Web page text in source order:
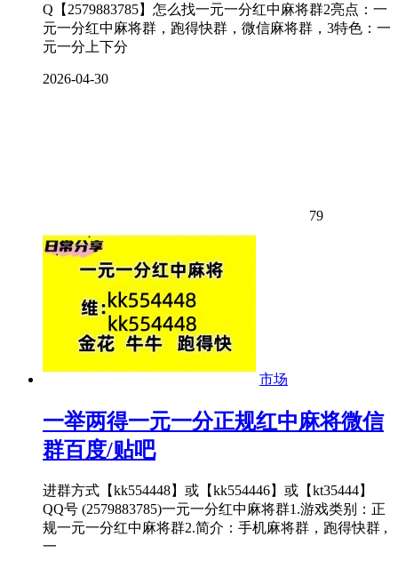
Q【2579883785】怎么找一元一分红中麻将群2亮点：一
元一分红中麻将群，跑得快群，微信麻将群，3特色：一
元一分上下分
2026-04-30
79
市场
一举两得一元一分正规红中麻将微信
群百度/贴吧
进群方式【kk554448】或【kk554446】或【kt35444】
QQ号 (2579883785)一元一分红中麻将群1.游戏类别：正
规一元一分红中麻将群2.简介：手机麻将群，跑得快群 ,
一